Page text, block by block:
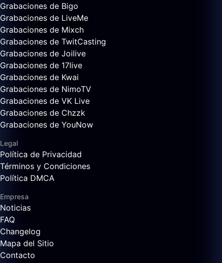
Grabaciones de Bigo
Grabaciones de LiveMe
Grabaciones de Mixch
Grabaciones de TwitCasting
Grabaciones de Joilive
Grabaciones de 17live
Grabaciones de Kwai
Grabaciones de NimoTV
Grabaciones de VK Live
Grabaciones de Chzzk
Grabaciones de YouNow
Legal
Política de Privacidad
Términos y Condiciones
Política DMCA
Empresa
Noticias
FAQ
Changelog
Mapa del Sitio
Contacto